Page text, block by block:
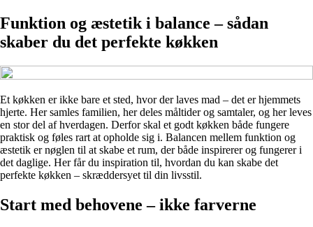
Funktion og æstetik i balance – sådan
skaber du det perfekte køkken
Et køkken er ikke bare et sted, hvor der laves mad – det er hjemmets
hjerte. Her samles familien, her deles måltider og samtaler, og her leves
en stor del af hverdagen. Derfor skal et godt køkken både fungere
praktisk og føles rart at opholde sig i. Balancen mellem funktion og
æstetik er nøglen til at skabe et rum, der både inspirerer og fungerer i
det daglige. Her får du inspiration til, hvordan du kan skabe det
perfekte køkken – skræddersyet til din livsstil.
Start med behovene – ikke farverne